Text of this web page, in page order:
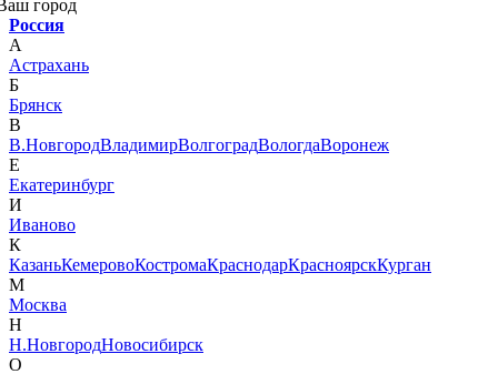
город
Россия
А
Астрахань
Б
Брянск
В
В.НовгородВладимирВолгоградВологдаВоронеж
Е
Екатеринбург
И
Иваново
К
КазаньКемеровоКостромаКраснодарКрасноярскКурган
М
Москва
Н
Н.НовгородНовосибирск
О